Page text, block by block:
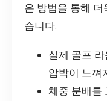
은 방법을 통해
습니다.
실제 골프
압박이 느껴
체중 분배를